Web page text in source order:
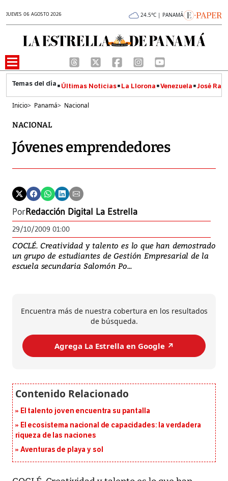
JUEVES 06 AGOSTO 2026 24.5°C | PANAMÁ
Últimas Noticias La Llorona Venezuela José
Inicio> Panamá> Nacional
NACIONAL
Jóvenes emprendedores
PorRedacción Digital La Estrella
29/10/2009 01:00
COCLÉ. Creatividad y talento es lo que han demostrado
un grupo de estudiantes de Gestión Empresarial de la
escuela secundaria Salomón Po...
Encuentra más de nuestra cobertura en los resultados
de búsqueda.
Agrega La Estrella en Google ↗️
El talento joven encuentra su pantalla​
El ecosistema nacional de capacidades: la verdadera
riqueza de las naciones
Aventuras de playa y sol